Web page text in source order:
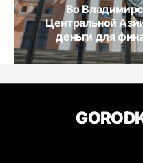
Во
Центральной
деньги для